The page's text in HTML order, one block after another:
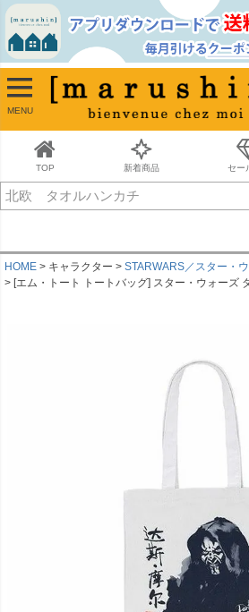
MENU
TOP 新着商品 セー
並び順
新着順
古い順
価格が安い順
価格が高い順
キーワードヒット順
HOME キャラクター
STARWARS／スター・
[エム・トート トートバッグ] スター・ウォーズ